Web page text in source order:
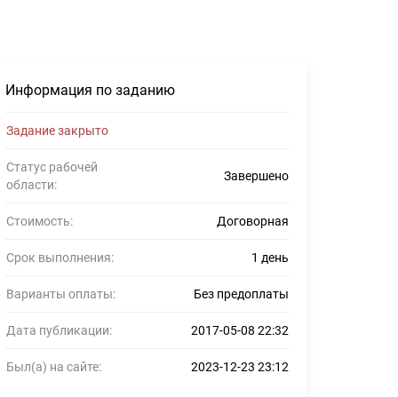
Информация по заданию
Задание закрыто
Статус рабочей
области:
Завершено
Стоимость: Договорная
Срок выполнения: 1 день
Варианты оплаты: Без предоплаты
Дата публикации: 2017-05-08 22:32
Был(а) на сайте: 2023-12-23 23:12